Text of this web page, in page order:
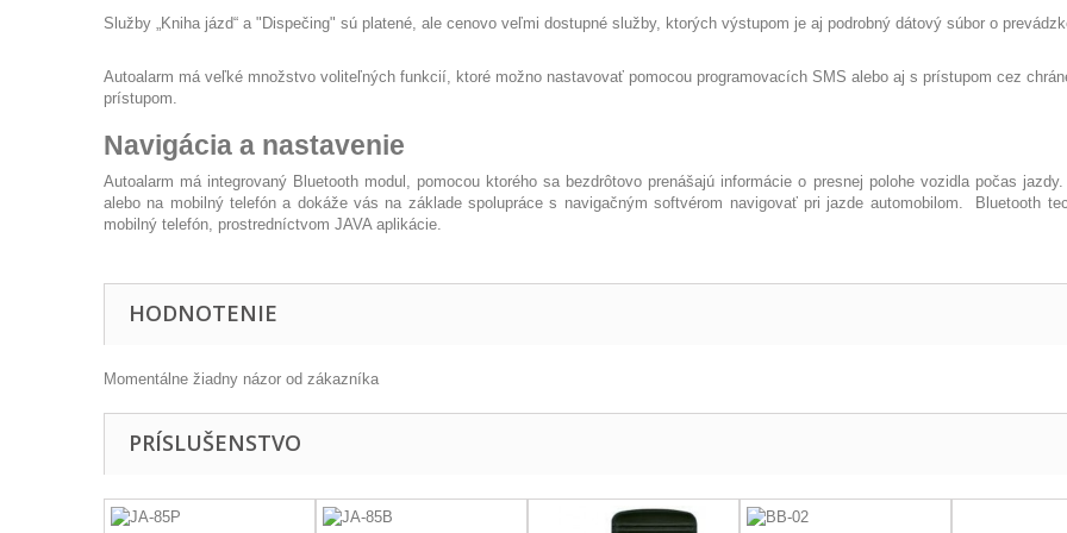
Služby „Kniha jázd“ a "Dispečing" sú platené, ale cenovo veľmi dostupné služby, ktorých výstupom je aj podrobný dátový súbor o
Autoalarm má veľké množstvo voliteľných funkcií, ktoré možno nastavovať pomocou programovacích SMS alebo aj s prístupom cez
prístupom.
Navigácia a nastavenie
Autoalarm má integrovaný Bluetooth modul, pomocou ktorého sa bezdrôtovo prenášajú informácie o presnej polohe vozidla počas
alebo na mobilný telefón a dokáže vás na základe spolupráce s navigačným softvérom navigovať pri jazde automobilom. Bluetooth
mobilný telefón, prostredníctvom JAVA aplikácie.
HODNOTENIE
Momentálne žiadny názor od zákazníka
PRÍSLUŠENSTVO